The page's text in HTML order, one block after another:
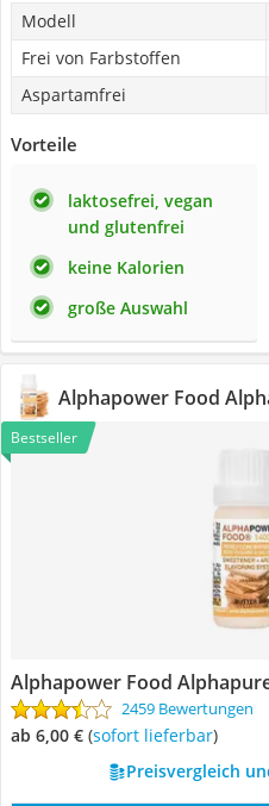
Modell
Frei von Farbstoffen
Aspartamfrei
Vorteile
laktosefrei, vegan
und glutenfrei
keine Kalorien
große Auswahl
Alphapower Food
Bestseller
Alphapower Food
2459 Bewertungen
ab 6,00 € ( Sofort lieferbar)
Preisvergleich